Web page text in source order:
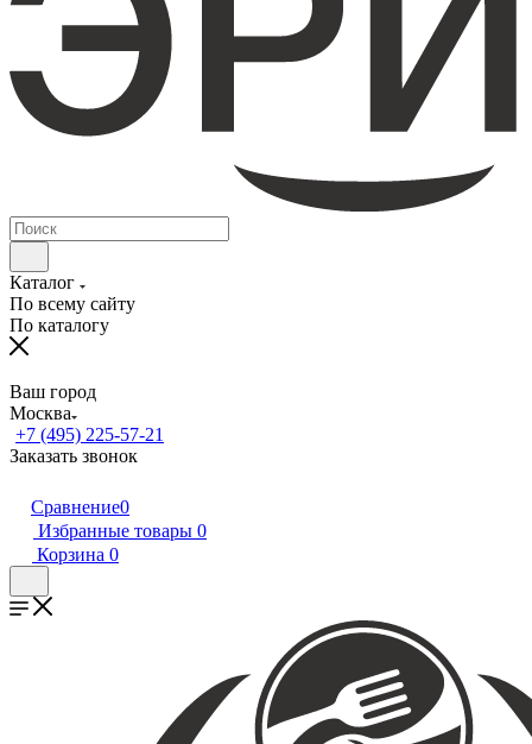
Каталог
По всему сайту
По каталогу
Ваш город
Москва
+7 (495) 225-57-21
Заказать звонок
Сравнение0
Избранные товары 0
Корзина 0